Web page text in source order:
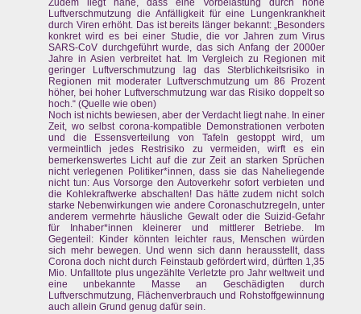
Zudem liegt nahe, dass eine Vorbelastung durch hohe
Luftverschmutzung die Anfälligkeit für eine Lungenkrankheit
durch Viren erhöht. Das ist bereits länger bekannt: „Besonders
konkret wird es bei einer Studie, die vor Jahren zum Virus
SARS-CoV durchgeführt wurde, das sich Anfang der 2000er
Jahre in Asien verbreitet hat. Im Vergleich zu Regionen mit
geringer Luftverschmutzung lag das Sterblichkeitsrisiko in
Regionen mit moderater Luftverschmutzung um 86 Prozent
höher, bei hoher Luftverschmutzung war das Risiko doppelt so
hoch.“ (Quelle wie oben)
Noch ist nichts bewiesen, aber der Verdacht liegt nahe. In einer
Zeit, wo selbst corona-kompatible Demonstrationen verboten
und die Essensverteilung von Tafeln gestoppt wird, um
vermeintlich jedes Restrisiko zu vermeiden, wirft es ein
bemerkenswertes Licht auf die zur Zeit an starken Sprüchen
nicht verlegenen Politiker*innen, dass sie das Naheliegende
nicht tun: Aus Vorsorge den Autoverkehr sofort verbieten und
die Kohlekraftwerke abschalten! Das hätte zudem nicht solch
starke Nebenwirkungen wie andere Coronaschutzregeln, unter
anderem vermehrte häusliche Gewalt oder die Suizid-Gefahr
für Inhaber*innen kleinerer und mittlerer Betriebe. Im
Gegenteil: Kinder könnten leichter raus, Menschen würden
sich mehr bewegen. Und wenn sich dann herausstellt, dass
Corona doch nicht durch Feinstaub gefördert wird, dürften 1,35
Mio. Unfalltote plus ungezählte Verletzte pro Jahr weltweit und
eine unbekannte Masse an Geschädigten durch
Luftverschmutzung, Flächenverbrauch und Rohstoffgewinnung
auch allein Grund genug dafür sein.